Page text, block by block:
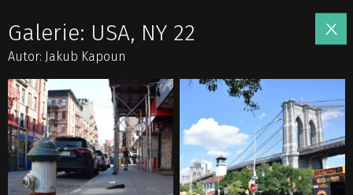
Galerie: USA, NY 22
Autor: Jakub Kapoun